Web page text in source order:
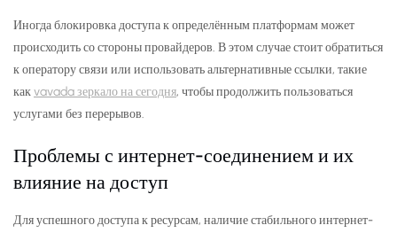
Иногда блокировка доступа к определённым платформам может
происходить со стороны провайдеров. В этом случае стоит обратиться
к оператору связи или использовать альтернативные ссылки, такие
какvavada зеркало на сегодня, чтобы продолжить пользоваться
услугами без перерывов.
Проблемы с интернет-соединением и их
влияние на доступ
Для успешного доступа к ресурсам, наличие стабильного интернет-